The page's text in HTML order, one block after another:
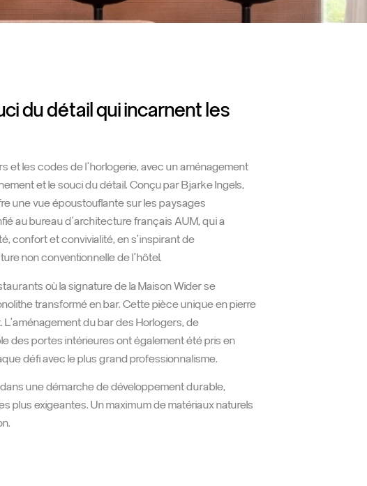
du détail qui incarnent les
et les codes de l’horlogerie, avec un aménagement
et le souci du détail. Conçu par Bjarke Ingels,
une vue époustouflante sur les paysages
au bureau d’architecture français AUM, qui a
confort et convivialité, en s’inspirant de
où la signature de la Maison Wider se
transformé en bar. Cette pièce unique en pierre
du bar des Horlogers, de
des portes intérieures ont également été pris en
défi avec le plus grand professionnalisme.
une démarche de développement durable,
plus exigeantes. Un maximum de matériaux naturels